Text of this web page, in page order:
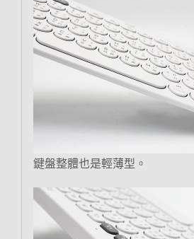
鍵盤整體也是輕薄型。